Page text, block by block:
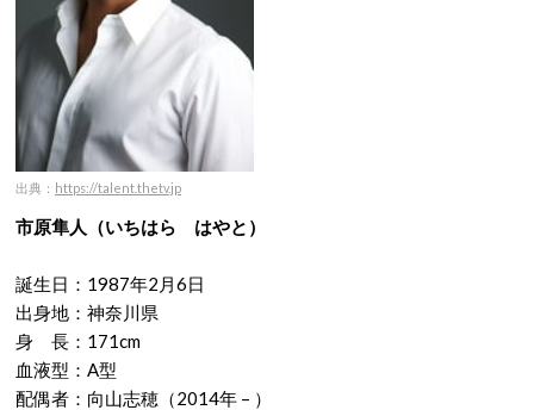
出典： https://talent.thetv.jp
市原隼人（いちはら はやと）
誕生日：1987年2月6日
出身地：神奈川県
身 長：171cm
血液型：A型
配偶者：向山志穂（2014年 – ）